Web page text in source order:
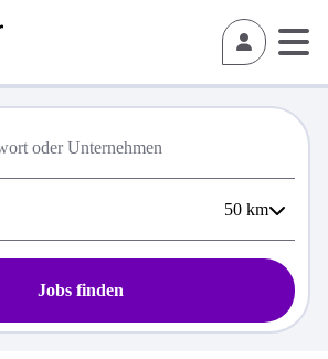
50 km
Jobs finden